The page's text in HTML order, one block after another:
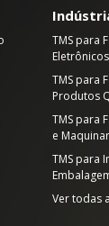
TMS para
Eletrônicos
TMS para
Produtos
TMS para
e
TMS para
Ver todas